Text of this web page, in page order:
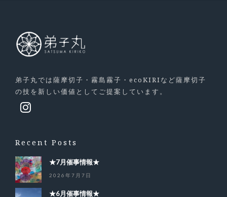
弟子丸では薩摩切子・霧島霧子・ecoKIRIなど薩摩切子
の技を新しい価値としてご提案しています。
Recent Posts
★7月催事情報★
2026年7月7日
★6月催事情報★